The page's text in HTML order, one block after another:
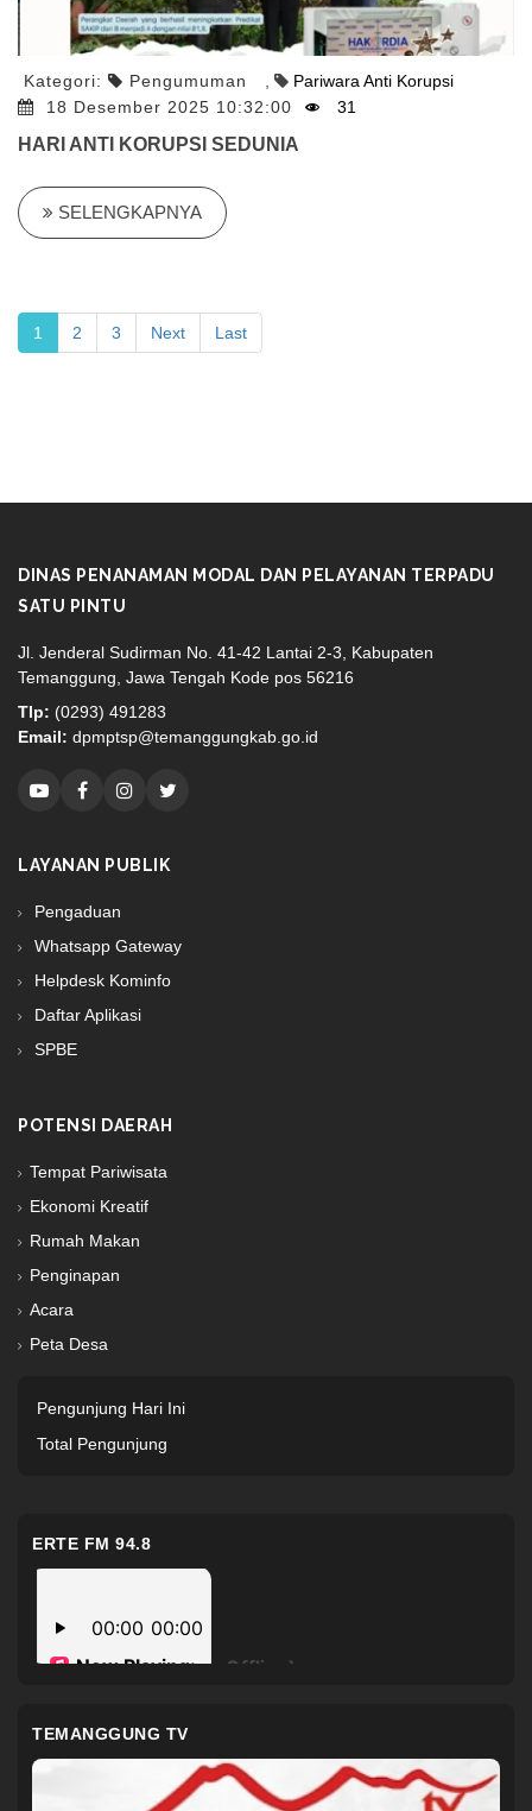
Kategori: Pengumuman
Pariwara Anti Korupsi
18 Desember 2025 10:32:00
31
HARI ANTI KORUPSI SEDUNIA
SELENGKAPNYA
1 2 3 Next Last
DINAS PENANAMAN MODAL DAN PELAYANAN TERPADU
SATU PINTU
Jl. Jenderal Sudirman No. 41-42 Lantai 2-3, Kabupaten
Temanggung, Jawa Tengah Kode pos 56216
Tlp: (0293) 491283
Email: dpmptsp@temanggungkab.go.id
LAYANAN PUBLIK
Pengaduan
Whatsapp Gateway
Helpdesk Kominfo
Daftar Aplikasi
SPBE
POTENSI DAERAH
Tempat Pariwisata
Ekonomi Kreatif
Rumah Makan
Penginapan
Acara
Peta Desa
Pengunjung Hari Ini
Total Pengunjung
ERTE FM 94.8
TEMANGGUNG TV